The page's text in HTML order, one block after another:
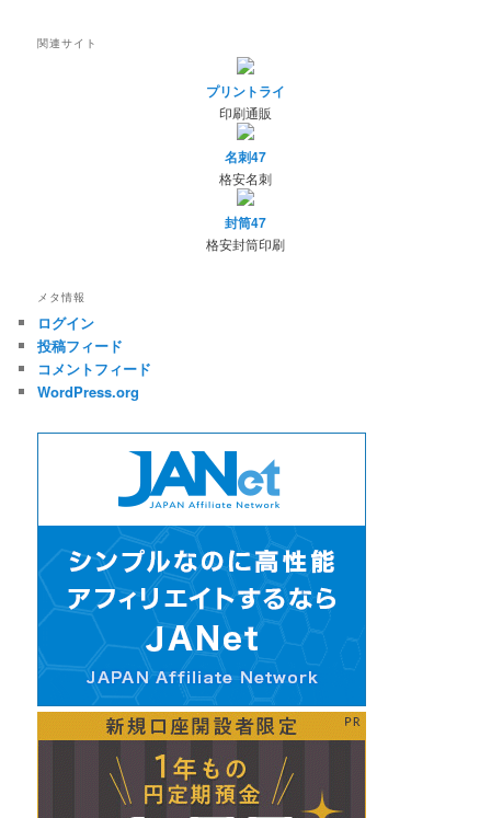
関連サイト
プリントライ
印刷通販
名刺47
格安名刺
封筒47
格安封筒印刷
メタ情報
ログイン
投稿フィード
コメントフィード
WordPress.org